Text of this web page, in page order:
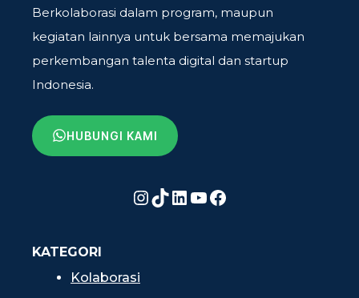
Berkolaborasi dalam program, maupun
kegiatan lainnya untuk bersama memajukan
perkembangan talenta digital dan startup
Indonesia.
HUBUNGI KAMI
Instagram
TikTok
LinkedIn
YouTube
Facebook
KATEGORI
Kolaborasi